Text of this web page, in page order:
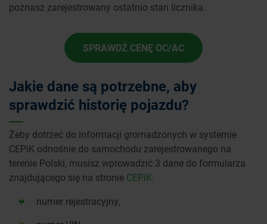
poznasz zarejestrowany ostatnio stan licznika.
SPRAWDŹ CENĘ OC/AC
Jakie dane są potrzebne, aby
sprawdzić historię pojazdu?
Żeby dotrzeć do informacji gromadzonych w systemie
CEPiK odnośnie do samochodu zarejestrowanego na
terenie Polski, musisz wprowadzić 3 dane do formularza
znajdującego się na stronie CEPiK:
numer rejestracyjny,